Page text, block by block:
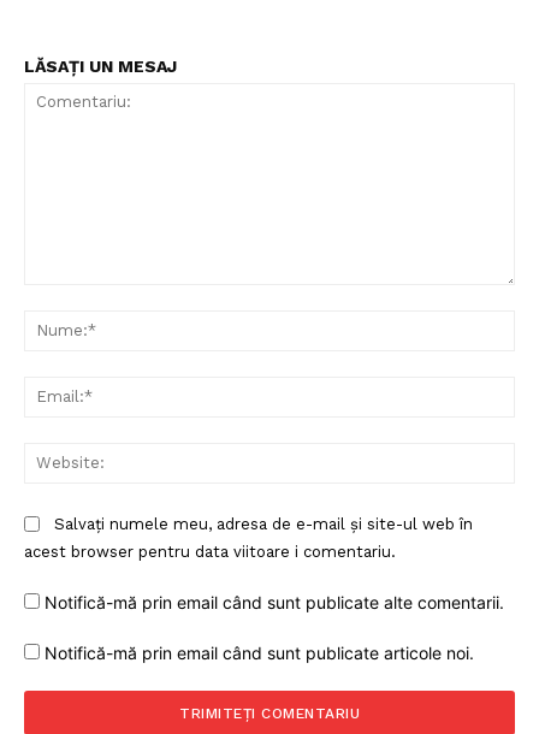
LĂSAȚI UN MESAJ
Salvați numele meu, adresa de e-mail și site-ul web în
acest browser pentru data viitoare i comentariu.
Notifică-mă prin email când sunt publicate alte comentarii.
Notifică-mă prin email când sunt publicate articole noi.